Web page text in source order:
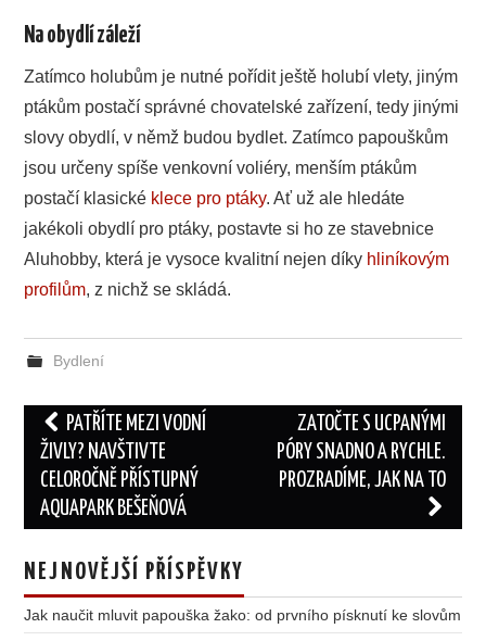
Na obydlí záleží
Zatímco holubům je nutné pořídit ještě holubí vlety, jiným
ptákům postačí správné chovatelské zařízení, tedy jinými
slovy obydlí, v němž budou bydlet. Zatímco papouškům
jsou určeny spíše venkovní voliéry, menším ptákům
postačí klasické klece pro ptáky. Ať už ale hledáte
jakékoli obydlí pro ptáky, postavte si ho ze stavebnice
Aluhobby, která je vysoce kvalitní nejen díky hliníkovým
profilům, z nichž se skládá.
Bydlení
Post
navigation
PATŘÍTE MEZI VODNÍ
ŽIVLY? NAVŠTIVTE
CELOROČNĚ PŘÍSTUPNÝ
AQUAPARK BEŠEŇOVÁ
ZATOČTE S UCPANÝMI
PÓRY SNADNO A RYCHLE.
PROZRADÍME, JAK NA TO
NEJNOVĚJŠÍ PŘÍSPĚVKY
Jak naučit mluvit papouška žako: od prvního písknutí ke slovům